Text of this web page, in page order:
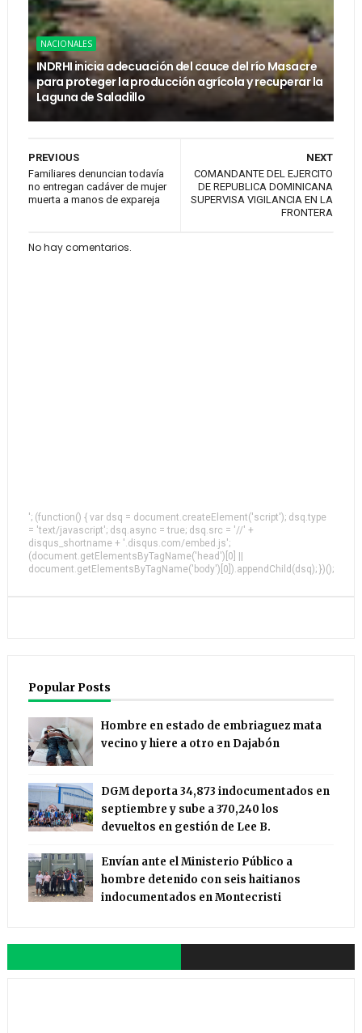
NACIONALES
INDRHI inicia adecuación del cauce del río Masacre
para proteger la producción agrícola y recuperar la
Laguna de Saladillo
NEXT
COMANDANTE DEL EJERCITO
DE REPUBLICA DOMINICANA
SUPERVISA VIGILANCIA EN LA
FRONTERA
PREVIOUS
Familiares denuncian todavía
no entregan cadáver de mujer
muerta a manos de expareja
No hay comentarios.
'; (function() { var dsq = document.createElement('script'); dsq.type
= 'text/javascript'; dsq.async = true; dsq.src = '//' +
disqus_shortname + '.disqus.com/embed.js';
(document.getElementsByTagName('head')[0] ||
document.getElementsByTagName('body')[0]).appendChild(dsq); })();
Popular Posts
Hombre en estado de embriaguez mata
vecino y hiere a otro en Dajabón
DGM deporta 34,873 indocumentados en
septiembre y sube a 370,240 los
devueltos en gestión de Lee B.
Envían ante el Ministerio Público a
hombre detenido con seis haitianos
indocumentados en Montecristi